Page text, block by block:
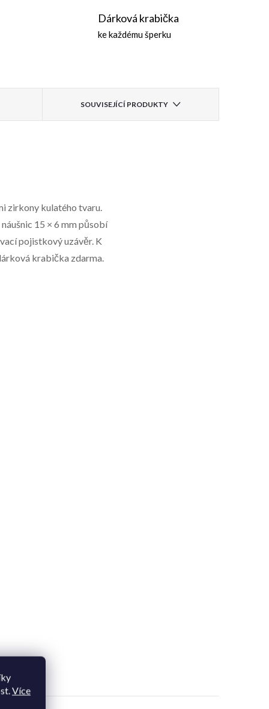
Více
Dárková krabička
ke každému šperku
SOUVISEJÍCÍ PRODUKTY
zirkony kulatého tvaru.
15 × 6 mm působí
pojistkový uzávěr. K
krabička zdarma.